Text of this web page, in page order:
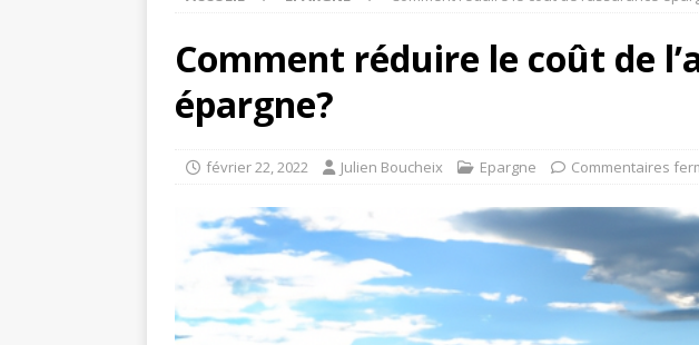
Comment réduire le coût de
épargne?
février 22, 2022 Julien Boucheix Epargne Commentaires